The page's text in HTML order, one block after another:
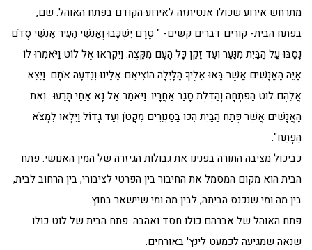
מתרחש אירוע שכולו אנטיתזה לאירוע הקודם בפתח האוהל. שם,
בפתח הבית- קורים דברים קשים- " טֶרֶם יִשְׁכָּבוּ וְאַנְשֵׁי הָעִיר אַנְשֵׁי סְדֹם
נָסַבּוּ עַל הַבַּיִת מִנַּעַר וְעַד זָקֵן כָּל הָעָם מִקָּצֶה. וַיִּקְרְאוּ אֶל לוֹט וַיֹּאמְרוּ לוֹ
אַיֵּה הָאֲנָשִׁים אֲשֶׁר בָּאוּ אֵלֶיךָ הַלָּיְלָה הוֹצִיאֵם אֵלֵינוּ וְנֵדְעָה אֹתָם. וַיֵּצֵא
אֲלֵהֶם לוֹט הַפֶּתְחָה וְהַדֶּלֶת סָגַר אַחֲרָיו. וַיֹּאמַר אַל נָא אַחַי תָּרֵעוּ.. וְאֶת
הָאֲנָשִׁים אֲשֶׁר פֶּתַח הַבַּיִת הִכּוּ בַּסַּנְוֵרִים מִקָּטֹן וְעַד גָּדוֹל וַיִּלְאוּ לִמְצֹא
הַפָּתַח".
כביכול מציבה התורה בפנינו את גבולות הגיזרה של המין האנושי. פתח
הבית הוא מקום המסמל את החיבור בין הפרטי לציבורי, בין הרחוב לבית,
בין מה ומי שנכנס הביתה, לבין מה ומי שיישאר בחוץ.
פתח האוהל של אברהם כולו חסד ואהבה. פתח הבית של לוט כולו
שנאה שמגיעה לכמעט לינץ' באורחים.